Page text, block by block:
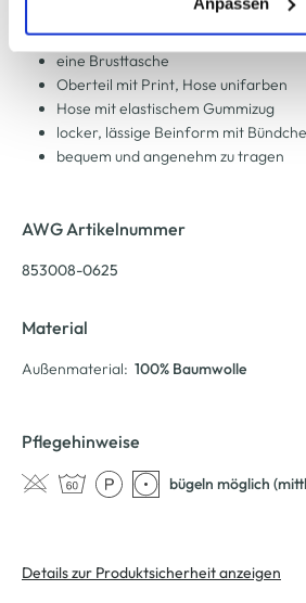
zu ändern oder zu widerrufen)
Cookie-Hinweisbzw. der
V-Ausschnitt, farblich abgesetzt
lange Ärmel mit Bündchen
eine Brusttasche
Oberteil mit Print, Hose unifarben
Hose mit elastischem Gummizug
locker, lässige Beinform mit
bequem und angenehm zu tragen
AWG Artikelnummer
853008-0625
Material
Außenmaterial: 100% Baumwolle
Pflegehinweise
bügeln möglich
Details zur Produktsicherheit anzeigen